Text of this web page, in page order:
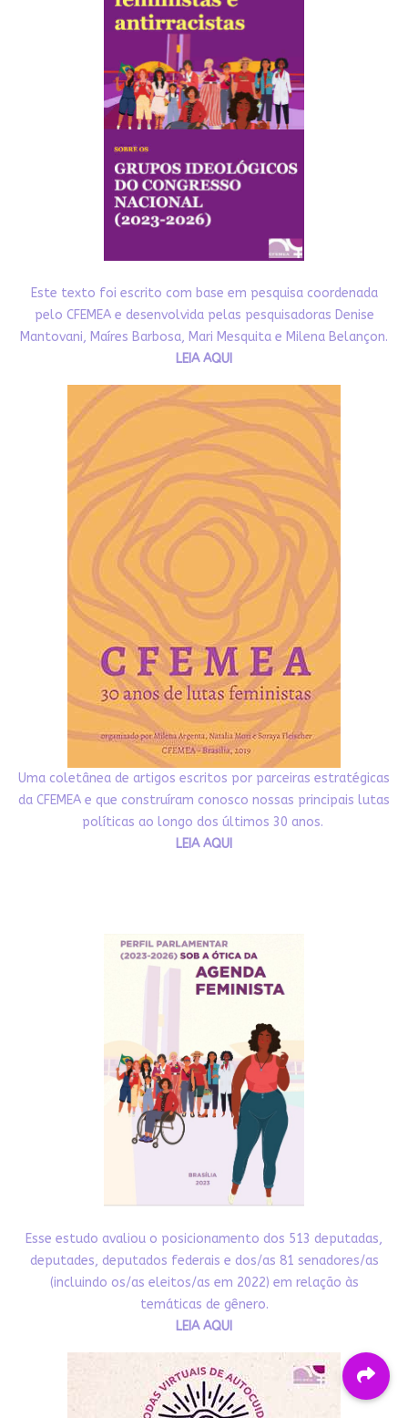
Este texto foi escrito com base em pesquisa coordenada
pelo CFEMEA e desenvolvida pelas pesquisadoras Denise
Mantovani, Maíres Barbosa, Mari Mesquita e Milena Belançon.
LEIA AQUI
Uma coletânea de artigos escritos por parceiras estratégicas
da CFEMEA e que construíram conosco nossas principais lutas
políticas ao longo dos últimos 30 anos.
LEIA AQUI
Esse estudo avaliou o posicionamento dos 513 deputadas,
deputades, deputados federais e dos/as 81 senadores/as
(incluindo os/as eleitos/as em 2022) em relação às
temáticas de gênero.
LEIA AQUI